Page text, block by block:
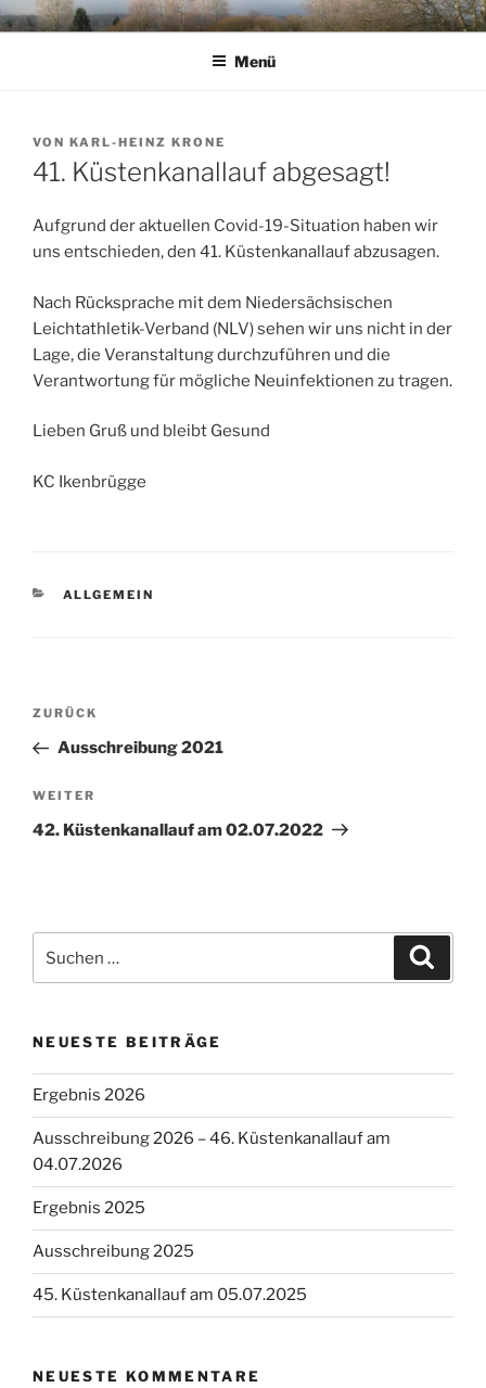
Zum
InhaltKC IKENBRUEGGE
Menü
VERÖFFENTLICHT
AM
VON KARL-HEINZ KRONE
41. Küstenkanallauf abgesagt!
Aufgrund der aktuellen Covid-19-Situation haben wir
uns entschieden, den 41. Küstenkanallauf abzusagen.
Nach Rücksprache mit dem Niedersächsischen
Leichtathletik-Verband (NLV) sehen wir uns nicht in der
Lage, die Veranstaltung durchzuführen und die
Verantwortung für mögliche Neuinfektionen zu tragen.
Lieben Gruß und bleibt Gesund
KC Ikenbrügge
KATEGORIEN
ALLGEMEIN
Beitragsnavigation
Vorheriger
Beitrag
ZURÜCK
Ausschreibung 2021
Nächster
Beitrag
WEITER
42. Küstenkanallauf am 02.07.2022
nach:
NEUESTE BEITRÄGE
Ergebnis 2026
Ausschreibung 2026 – 46. Küstenkanallauf am
04.07.2026
Ergebnis 2025
Ausschreibung 2025
45. Küstenkanallauf am 05.07.2025
NEUESTE KOMMENTARE